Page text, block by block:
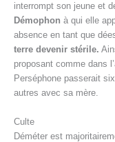
interrompt son jeune et
Démophon à qui elle
absence en tant que
terre devenir stérile.
proposant comme dans
Perséphone passerait
autres avec sa mère.
Culte
Déméter est